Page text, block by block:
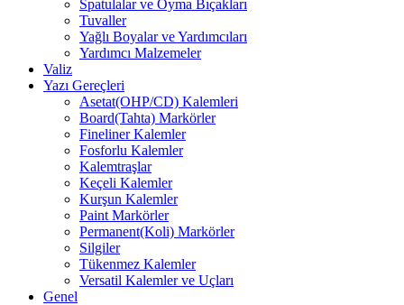
Spatulalar ve Oyma Bıçakları
Tuvaller
Yağlı Boyalar ve Yardımcıları
Yardımcı Malzemeler
Valiz
Yazı Gereçleri
Asetat(OHP/CD) Kalemleri
Board(Tahta) Markörler
Fineliner Kalemler
Fosforlu Kalemler
Kalemtraşlar
Keçeli Kalemler
Kurşun Kalemler
Paint Markörler
Permanent(Koli) Markörler
Silgiler
Tükenmez Kalemler
Versatil Kalemler ve Uçları
Genel